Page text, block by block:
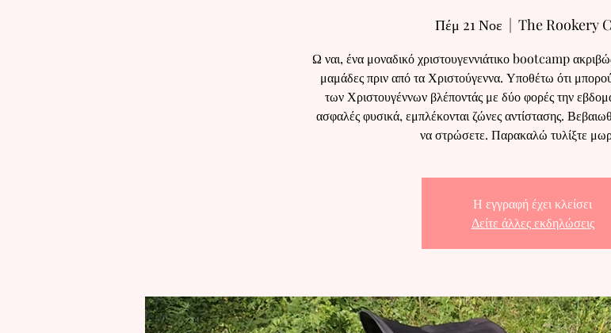
Πέμ 21 Νοε
  |
The Rookery
Ω ναι, ένα μοναδικό χριστουγεννιάτικο bootcamp
μαμάδες πριν από τα Χριστούγεννα. Υποθέτω ότι
των Χριστουγέννων βλέποντάς με δύο φορές την
ασφαλές φυσικά, εμπλέκονται ζώνες αντίστασης.
να στρώσετε. Παρακαλώ τυλίξτε
Η εγγραφή έχει κλείσει
Δείτε άλλες εκδηλώσεις